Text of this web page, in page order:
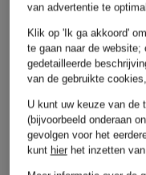
Andere categorieën
Betty Barclay
Gewatteerde jassen
BLONDE No.8 Jassen
van advertentie te
Klik op 'Ik ga akkoord'
te gaan naar de website;
gedetailleerde
van de gebruikte
U kunt uw keuze van de
(bijvoorbeeld onderaan
gevolgen voor het
kunt hierhet inzetten